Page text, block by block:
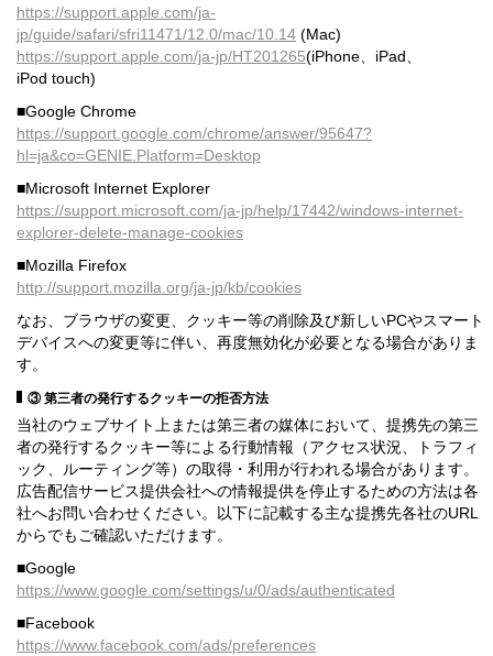
https://support.apple.com/ja-
jp/guide/safari/sfri11471/12.0/mac/10.14 (Mac)
https://support.apple.com/ja-jp/HT201265(iPhone、iPad、
iPod touch)
■Google Chrome
https://support.google.com/chrome/answer/95647?
hl=ja&co=GENIE.Platform=Desktop
■Microsoft Internet Explorer
https://support.microsoft.com/ja-jp/help/17442/windows-internet-
explorer-delete-manage-cookies
■Mozilla Firefox
http://support.mozilla.org/ja-jp/kb/cookies
なお、ブラウザの変更、クッキー等の削除及び新しいPCやスマート
デバイスへの変更等に伴い、再度無効化が必要となる場合がありま
す。
③ 第三者の発行するクッキーの拒否方法
当社のウェブサイト上または第三者の媒体において、提携先の第三
者の発行するクッキー等による行動情報（アクセス状況、トラフィ
ック、ルーティング等）の取得・利用が行われる場合があります。
広告配信サービス提供会社への情報提供を停止するための方法は各
社へお問い合わせください。以下に記載する主な提携先各社のURL
からでもご確認いただけます。
■Google
https://www.google.com/settings/u/0/ads/authenticated
■Facebook
https://www.facebook.com/ads/preferences